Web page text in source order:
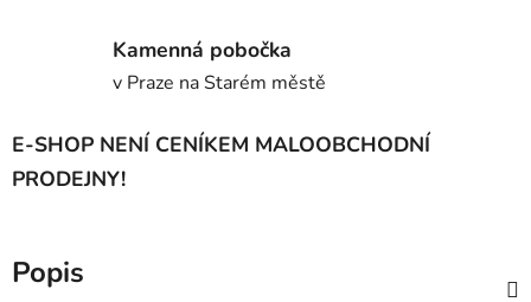
Kamenná pobočka
v Praze na Starém městě
E-SHOP NENÍ CENÍKEM MALOOBCHODNÍ
PRODEJNY!
Popis